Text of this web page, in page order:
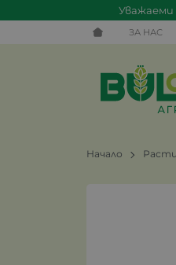
Уважаеми
ЗА НАС
Начало